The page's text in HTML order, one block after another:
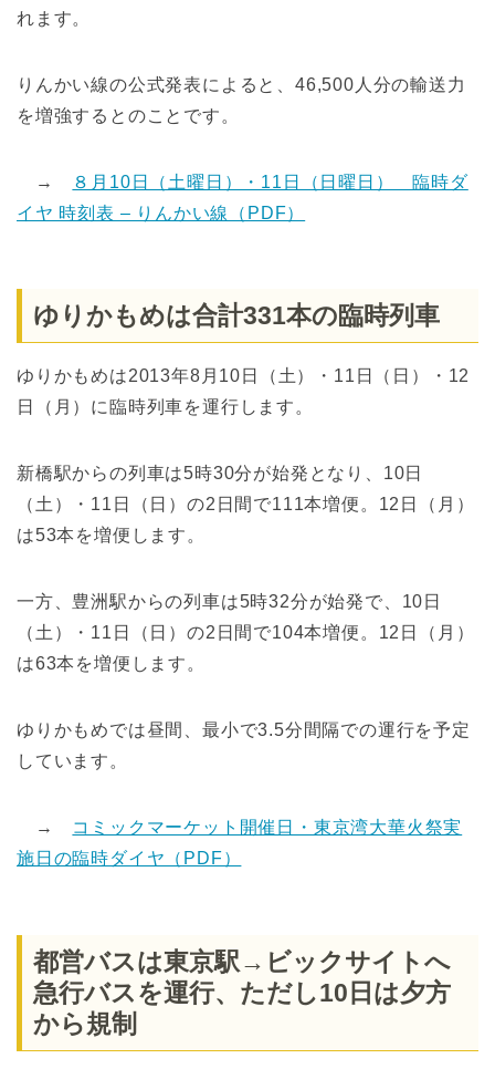
れます。
りんかい線の公式発表によると、46,500人分の輸送力
を増強するとのことです。
→
８月10日（土曜日）・11日（日曜日） 臨時ダ
イヤ 時刻表 – りんかい線（PDF）
ゆりかもめは合計331本の臨時列車
ゆりかもめは2013年8月10日（土）・11日（日）・12
日（月）に臨時列車を運行します。
新橋駅からの列車は5時30分が始発となり、10日
（土）・11日（日）の2日間で111本増便。12日（月）
は53本を増便します。
一方、豊洲駅からの列車は5時32分が始発で、10日
（土）・11日（日）の2日間で104本増便。12日（月）
は63本を増便します。
ゆりかもめでは昼間、最小で3.5分間隔での運行を予定
しています。
→ コミックマーケット開催日・東京湾大華火祭実
施日の臨時ダイヤ（PDF）
都営バスは東京駅→ビックサイトへ
急行バスを運行、ただし10日は夕方
から規制